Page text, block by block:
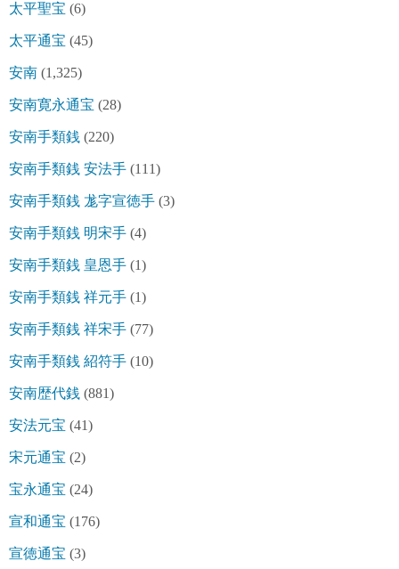
太平聖宝 (6)
太平通宝 (45)
安南 (1,325)
安南寛永通宝 (28)
安南手類銭 (220)
安南手類銭 安法手 (111)
安南手類銭 尨字宣徳手 (3)
安南手類銭 明宋手 (4)
安南手類銭 皇恩手 (1)
安南手類銭 祥元手 (1)
安南手類銭 祥宋手 (77)
安南手類銭 紹符手 (10)
安南歴代銭 (881)
安法元宝 (41)
宋元通宝 (2)
宝永通宝 (24)
宣和通宝 (176)
宣徳通宝 (3)